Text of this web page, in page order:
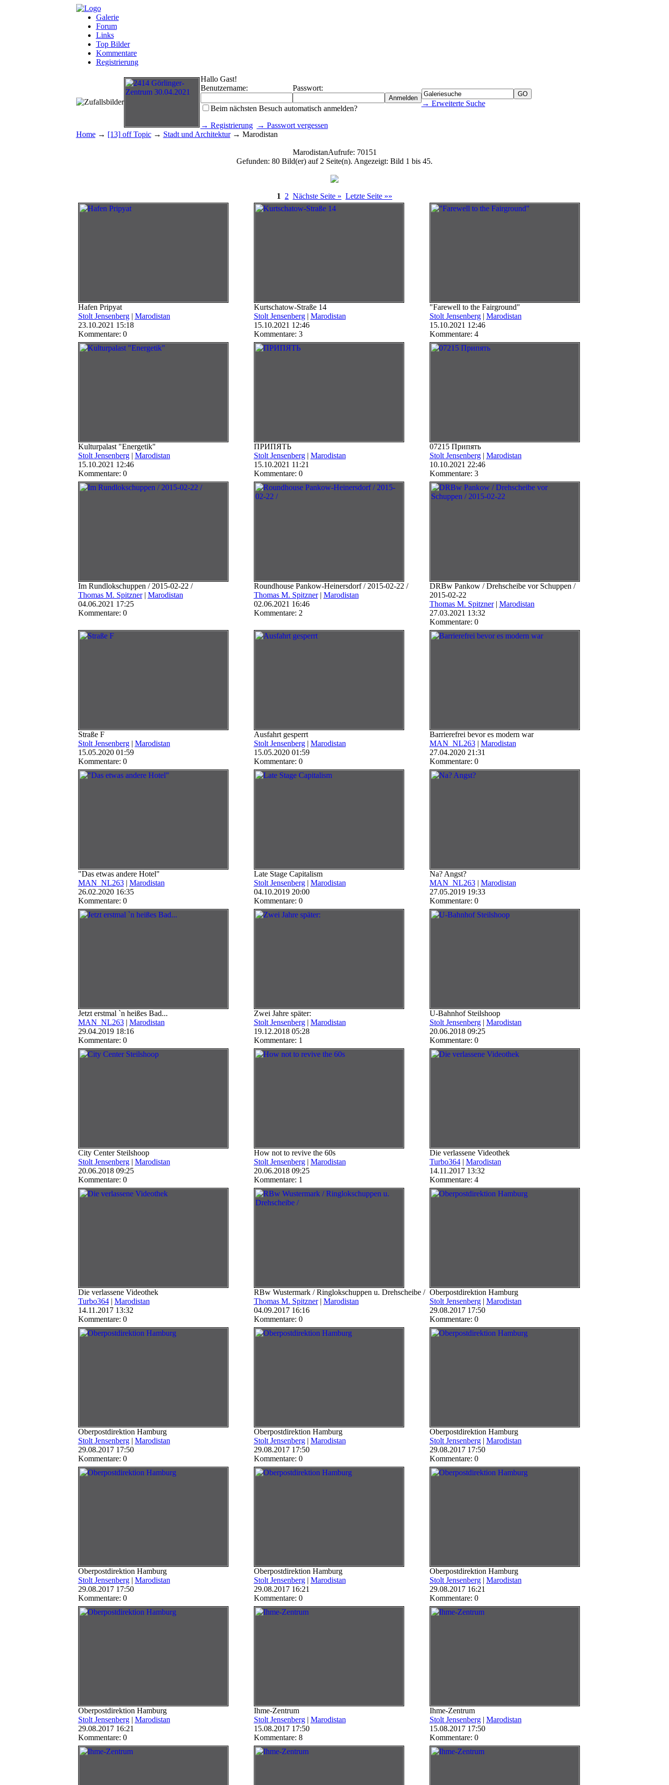
Galerie
Forum
Links
Top Bilder
Kommentare
Registrierung
Hallo Gast!
Benutzername:
Passwort:
Beim nächsten Besuch automatisch anmelden?
→ Registrierung
→ Passwort vergessen
→ Erweiterte Suche
Home→ [13] off Topic→ Stadt und Architektur→ Marodistan
MarodistanAufrufe: 70151
Gefunden: 80 Bild(er) auf 2 Seite(n). Angezeigt: Bild 1 bis 45.
1 2 Nächste Seite » Letzte Seite »»
Hafen Pripyat
Stolt Jensenberg| Marodistan
23.10.2021 15:18
Kommentare: 0
Kurtschatow-Straße 14
Stolt Jensenberg| Marodistan
15.10.2021 12:46
Kommentare: 3
"Farewell to the Fairground"
Stolt Jensenberg| Marodistan
15.10.2021 12:46
Kommentare: 4
Kulturpalast "Energetik"
Stolt Jensenberg| Marodistan
15.10.2021 12:46
Kommentare: 0
ПРИПЯТЬ
Stolt Jensenberg| Marodistan
15.10.2021 11:21
Kommentare: 0
07215 Припять
Stolt Jensenberg| Marodistan
10.10.2021 22:46
Kommentare: 3
Im Rundlokschuppen / 2015-02-22 /
Thomas M. Spitzner| Marodistan
04.06.2021 17:25
Kommentare: 0
Roundhouse Pankow-Heinersdorf / 2015-02-22 /
Thomas M. Spitzner| Marodistan
02.06.2021 16:46
Kommentare: 2
DRBw Pankow / Drehscheibe vor Schuppen /
2015-02-22
Thomas M. Spitzner| Marodistan
27.03.2021 13:32
Kommentare: 0
Straße F
Stolt Jensenberg| Marodistan
15.05.2020 01:59
Kommentare: 0
Ausfahrt gesperrt
Stolt Jensenberg| Marodistan
15.05.2020 01:59
Kommentare: 0
Barrierefrei bevor es modern war
MAN_NL263| Marodistan
27.04.2020 21:31
Kommentare: 0
"Das etwas andere Hotel"
MAN_NL263| Marodistan
26.02.2020 16:35
Kommentare: 0
Late Stage Capitalism
Stolt Jensenberg| Marodistan
04.10.2019 20:00
Kommentare: 0
Na? Angst?
MAN_NL263| Marodistan
27.05.2019 19:33
Kommentare: 0
Jetzt erstmal `n heißes Bad...
MAN_NL263| Marodistan
29.04.2019 18:16
Kommentare: 0
Zwei Jahre später:
Stolt Jensenberg| Marodistan
19.12.2018 05:28
Kommentare: 1
U-Bahnhof Steilshoop
Stolt Jensenberg| Marodistan
20.06.2018 09:25
Kommentare: 0
City Center Steilshoop
Stolt Jensenberg| Marodistan
20.06.2018 09:25
Kommentare: 0
How not to revive the 60s
Stolt Jensenberg| Marodistan
20.06.2018 09:25
Kommentare: 1
Die verlassene Videothek
Turbo364| Marodistan
14.11.2017 13:32
Kommentare: 4
Die verlassene Videothek
Turbo364| Marodistan
14.11.2017 13:32
Kommentare: 0
RBw Wustermark / Ringlokschuppen u. Drehscheibe /
Thomas M. Spitzner| Marodistan
04.09.2017 16:16
Kommentare: 0
Oberpostdirektion Hamburg
Stolt Jensenberg| Marodistan
29.08.2017 17:50
Kommentare: 0
Oberpostdirektion Hamburg
Stolt Jensenberg| Marodistan
29.08.2017 17:50
Kommentare: 0
Oberpostdirektion Hamburg
Stolt Jensenberg| Marodistan
29.08.2017 17:50
Kommentare: 0
Oberpostdirektion Hamburg
Stolt Jensenberg| Marodistan
29.08.2017 17:50
Kommentare: 0
Oberpostdirektion Hamburg
Stolt Jensenberg| Marodistan
29.08.2017 17:50
Kommentare: 0
Oberpostdirektion Hamburg
Stolt Jensenberg| Marodistan
29.08.2017 16:21
Kommentare: 0
Oberpostdirektion Hamburg
Stolt Jensenberg| Marodistan
29.08.2017 16:21
Kommentare: 0
Oberpostdirektion Hamburg
Stolt Jensenberg| Marodistan
29.08.2017 16:21
Kommentare: 0
Ihme-Zentrum
Stolt Jensenberg| Marodistan
15.08.2017 17:50
Kommentare: 8
Ihme-Zentrum
Stolt Jensenberg| Marodistan
15.08.2017 17:50
Kommentare: 0